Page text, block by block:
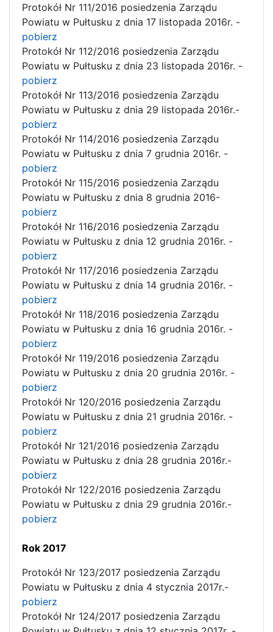
Protokół Nr 111/2016 posiedzenia Zarządu
Powiatu w Pułtusku z dnia 17 listopada 2016r. -
pobierz
Protokół Nr 112/2016 posiedzenia Zarządu
Powiatu w Pułtusku z dnia 23 listopada 2016r. -
pobierz
Protokół Nr 113/2016 posiedzenia Zarządu
Powiatu w Pułtusku z dnia 29 listopada 2016r.-
pobierz
Protokół Nr 114/2016 posiedzenia Zarządu
Powiatu w Pułtusku z dnia 7 grudnia 2016r. -
pobierz
Protokół Nr 115/2016 posiedzenia Zarządu
Powiatu w Pułtusku z dnia 8 grudnia 2016-
pobierz
Protokół Nr 116/2016 posiedzenia Zarządu
Powiatu w Pułtusku z dnia 12 grudnia 2016r. -
pobierz
Protokół Nr 117/2016 posiedzenia Zarządu
Powiatu w Pułtusku z dnia 14 grudnia 2016r. -
pobierz
Protokół Nr 118/2016 posiedzenia Zarządu
Powiatu w Pułtusku z dnia 16 grudnia 2016r. -
pobierz
Protokół Nr 119/2016 posiedzenia Zarządu
Powiatu w Pułtusku z dnia 20 grudnia 2016r. -
pobierz
Protokół Nr 120/2016 posiedzenia Zarządu
Powiatu w Pułtusku z dnia 21 grudnia 2016r. -
pobierz
Protokół Nr 121/2016 posiedzenia Zarządu
Powiatu w Pułtusku z dnia 28 grudnia 2016r.-
pobierz
Protokół Nr 122/2016 posiedzenia Zarządu
Powiatu w Pułtusku z dnia 29 grudnia 2016r.-
pobierz
Rok 2017
Protokół Nr 123/2017 posiedzenia Zarządu
Powiatu w Pułtusku z dnia 4 stycznia 2017r.-
pobierz
Protokół Nr 124/2017 posiedzenia Zarządu